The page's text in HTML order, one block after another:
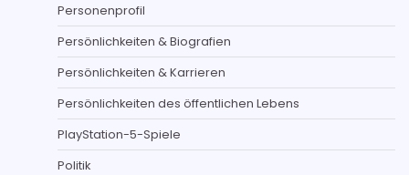
Personenprofil
Persönlichkeiten & Biografien
Persönlichkeiten & Karrieren
Persönlichkeiten des öffentlichen Lebens
PlayStation-5-Spiele
Politik